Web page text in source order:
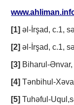
[1] əl-İrşad, c.1,
[2] əl-İrşad, c.1,
[3] Biharul-
[4] Tənbihul-
[5] Tuhəful-